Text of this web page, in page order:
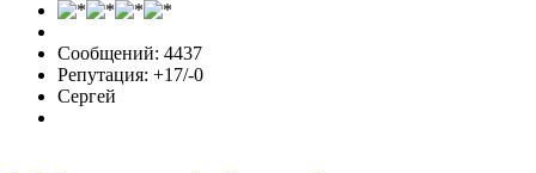
Сообщений: 4437
Репутация: +17/-0
Сергей